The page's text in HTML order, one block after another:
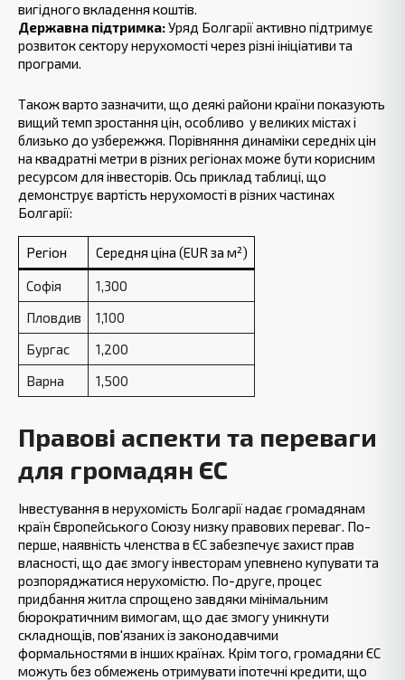
вигідного вкладення коштів.
Державна підтримка:Уряд Болгарії активно підтримує
розвиток сектору нерухомості через різні ініціативи та
програми.
Також варто зазначити, що деякі райони країни показують
вищий темп зростання цін, особливо ‍ у великих містах і ‍
близько до узбережжя. Порівняння динаміки середніх цін
на квадратні метри в різних регіонах може бути корисним
ресурсом для інвесторів.‍ Ось приклад таблиці, що
демонструє вартість нерухомості в різних частинах
Болгарії:
Регіон Середня ціна (EUR за м²)
Софія
1,300
Пловдив
1,100
Бургас
1,200
Варна
1,500
Правові аспекти та переваги
для громадян ЄС
Інвестування в нерухомість‍ Болгарії надає громадянам
країн Європейського Союзу низку правових переваг. По-
перше, наявність членства в ЄС забезпечує захист прав
власності, що дає змогу інвесторам упевнено купувати та
розпоряджатися нерухомістю. По-друге, процес
придбання житла спрощено завдяки мінімальним
бюрократичним вимогам, що дає змогу уникнути
складнощів, пов'язаних із законодавчими
формальностями в інших країнах. Крім того, громадяни ЄС
можуть без обмежень отримувати іпотечні кредити, що